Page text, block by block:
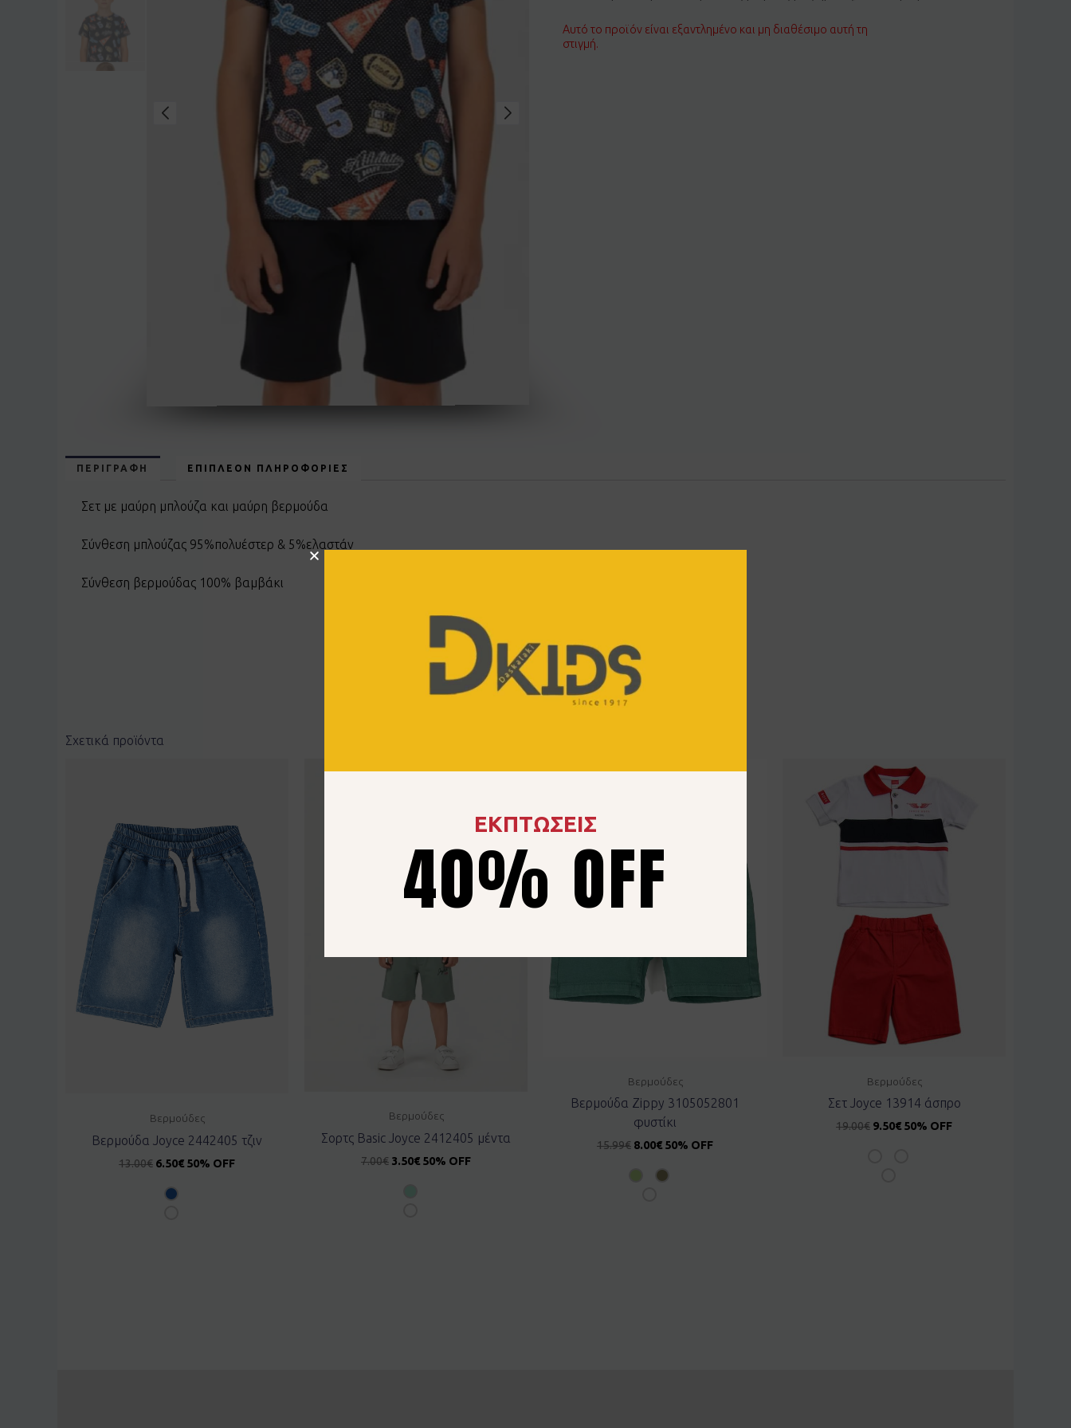
Αυτό το προϊόν είναι εξαντλημένο και μη διαθέσιμο αυτή τη
στιγμή.
ΠΕΡΙΓΡΑΦΉ ΕΠΙΠΛΈΟΝ ΠΛΗΡΟΦΟΡΊΕΣ
Σετ με μαύρη μπλούζα και μαύρη βερμούδα
Σύνθεση μπλούζας 95%πολυέστερ & 5%ελαστάν
Σύνθεση βερμούδας 100% βαμβάκι
Σχετικά προϊόντα
Βερμούδες
Βερμούδα Joyce 2442405 τζιν
13.00€ 6.50€ 50% OFF
Βερμούδες
Σορτς Basic Joyce 2412405 μέντα
7.00€ 3.50€ 50% OFF
Βερμούδες
Βερμούδα Zippy 3105052801
φυστίκι
15.99€ 8.00€ 50% OFF
Βερμούδες
Σετ Joyce 13914 άσπρο
19.00€ 9.50€ 50% OFF
ΕΚΠΤΩΣΕΙΣ
40% OFF